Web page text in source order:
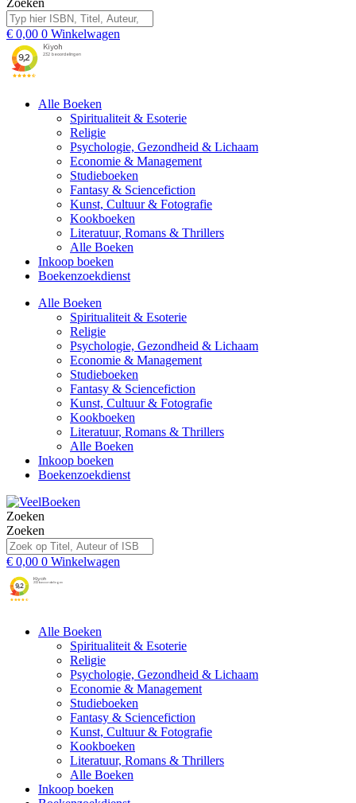
€ 0,00 0 Winkelwagen
Alle Boeken
Spiritualiteit & Esoterie
Religie
Psychologie, Gezondheid & Lichaam
Economie & Management
Studieboeken
Fantasy & Sciencefiction
Kunst, Cultuur & Fotografie
Kookboeken
Literatuur, Romans & Thrillers
Alle Boeken
Inkoop boeken
Boekenzoekdienst
Alle Boeken
Spiritualiteit & Esoterie
Religie
Psychologie, Gezondheid & Lichaam
Economie & Management
Studieboeken
Fantasy & Sciencefiction
Kunst, Cultuur & Fotografie
Kookboeken
Literatuur, Romans & Thrillers
Alle Boeken
Inkoop boeken
Boekenzoekdienst
Zoeken
Zoeken
€ 0,00 0 Winkelwagen
Alle Boeken
Spiritualiteit & Esoterie
Religie
Psychologie, Gezondheid & Lichaam
Economie & Management
Studieboeken
Fantasy & Sciencefiction
Kunst, Cultuur & Fotografie
Kookboeken
Literatuur, Romans & Thrillers
Alle Boeken
Inkoop boeken